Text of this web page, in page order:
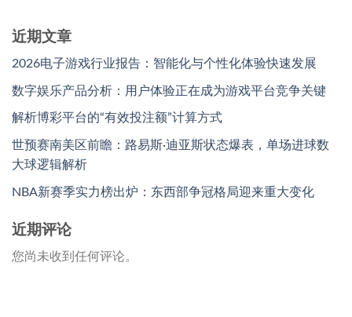
近期文章
2026电子游戏行业报告：智能化与个性化体验快速发展
数字娱乐产品分析：用户体验正在成为游戏平台竞争关键
解析博彩平台的“有效投注额”计算方式
世预赛南美区前瞻：路易斯·迪亚斯状态爆表，单场进球数
大球逻辑解析
NBA新赛季实力榜出炉：东西部争冠格局迎来重大变化
近期评论
您尚未收到任何评论。